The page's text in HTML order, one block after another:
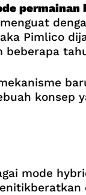
permainan
Pimlico
beberapa
konsep
mode